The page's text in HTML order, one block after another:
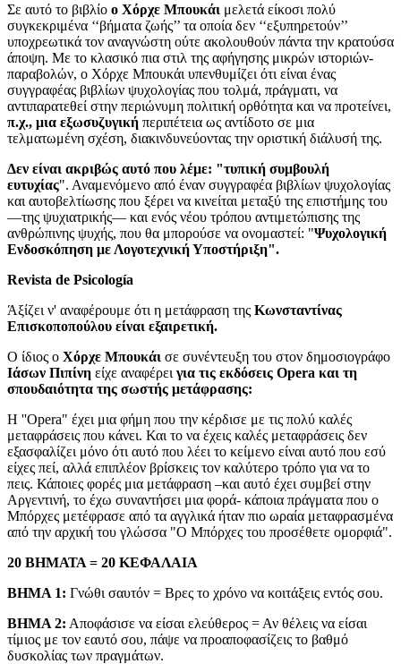
Σε αυτό το βιβλίο ο Χόρχε Μπουκάι μελετά είκοσι πολύ
συγκεκριμένα ‘‘βήματα ζωής’’ τα οποία δεν ‘‘εξυπηρετούν’’
υποχρεωτικά τον αναγνώστη ούτε ακολουθούν πάντα την κρατούσα
άποψη. Με το κλασικό πια στιλ της αφήγησης μικρών ιστοριών-
παραβολών, ο Χόρχε Μπουκάι υπενθυμίζει ότι είναι ένας
συγγραφέας βιβλίων ψυχολογίας που τολμά, πράγματι, να
αντιπαρατεθεί στην περιώνυμη πολιτική ορθότητα και να προτείνει,
π.χ., μια εξωσυζυγική περιπέτεια ως αντίδοτο σε μια
τελματωμένη σχέση, διακινδυνεύοντας την οριστική διάλυσή της.
Δεν είναι ακριβώς αυτό που λέμε: "τυπική συμβουλή
ευτυχίας". Αναμενόμενο από έναν συγγραφέα βιβλίων ψυχολογίας
και αυτοβελτίωσης που ξέρει να κινείται μεταξύ της επιστήμης του
—της ψυχιατρικής— και ενός νέου τρόπου αντιμετώπισης της
ανθρώπινης ψυχής, που θα μπορούσε να ονομαστεί: "Ψυχολογική
Ενδοσκόπηση με Λογοτεχνική Υποστήριξη".
Revista de Psicología
Άξίζει ν' αναφέρουμε ότι η μετάφραση της Κωνσταντίνας
Επισκοποπούλου είναι εξαιρετική.
Ο ίδιος ο Χόρχε Μπουκάι σε συνέντευξη του στον δημοσιογράφο
Ιάσων Πιπίνη είχε αναφέρει για τις εκδόσεις Opera και τη
σπουδαιότητα της σωστής μετάφρασης:
Η ''Opera" έχει μια φήμη που την κέρδισε με τις πολύ καλές
μεταφράσεις που κάνει. Και το να έχεις καλές μεταφράσεις δεν
εξασφαλίζει μόνο ότι αυτό που λέει το κείμενο είναι αυτό που εσύ
είχες πεί, αλλά επιπλέον βρίσκεις τον καλύτερο τρόπο για να το
πεις. Κάποιες φορές μια μετάφραση –και αυτό έχει συμβεί στην
Αργεντινή, το έχω συναντήσει μια φορά- κάποια πράγματα που ο
Μπόρχες μετέφρασε από τα αγγλικά ήταν πιο ωραία μεταφρασμένα
από την αρχική του γλώσσα "Ο Μπόρχες του προσέθετε ομορφιά".
20 ΒΗΜΑΤΑ = 20 ΚΕΦΑΛΑΙΑ
ΒΗΜΑ 1: Γνώθι σαυτόν = Βρες το χρόνο να κοιτάξεις εντός σου.
ΒΗΜΑ 2: Αποφάσισε να είσαι ελεύθερος = Αν θέλεις να είσαι
τίμιος με τον εαυτό σου, πάψε να προαποφασίζεις το βαθμό
δυσκολίας των πραγμάτων.